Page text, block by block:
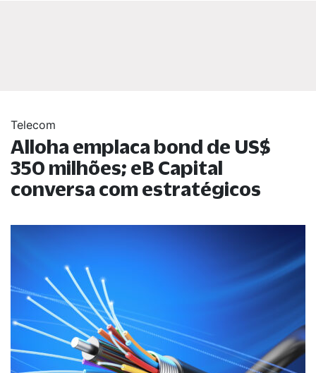
Telecom
Alloha emplaca bond de US$
350 milhões; eB Capital
conversa com estratégicos